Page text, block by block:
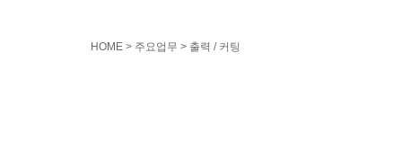
HOME > 주요업무 > 출력 / 커팅